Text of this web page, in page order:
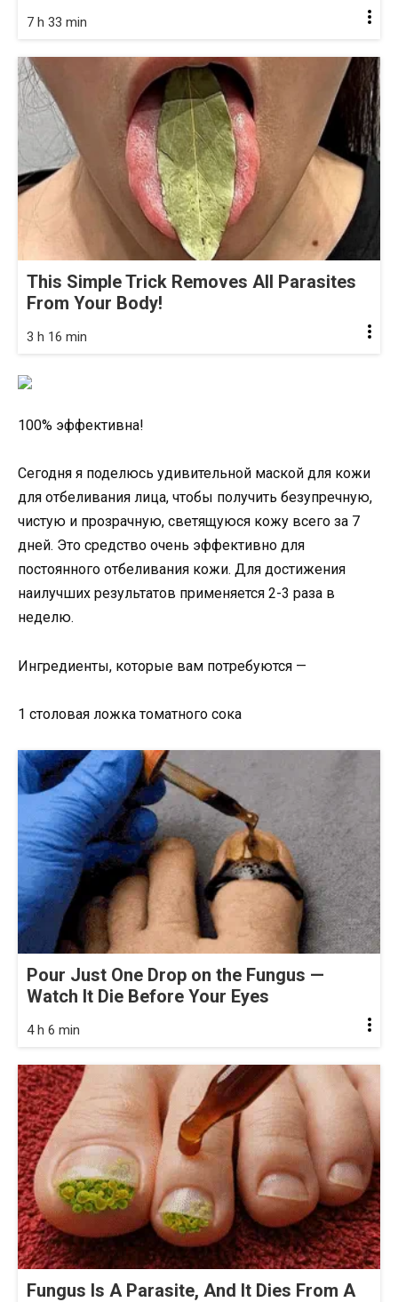
7 h 33 min
This Simple Trick Removes All Parasites
From Your Body!
3 h 16 min
100% эффективна!
Сегодня я поделюсь удивительной маской для кожи
для отбеливания лица, чтобы получить безупречную,
чистую и прозрачную, светящуюся кожу всего за 7
дней. Это средство очень эффективно для
постоянного отбеливания кожи. Для достижения
наилучших результатов применяется 2-3 раза в
неделю.
Ингредиенты, которые вам потребуются —
1 столовая ложка томатного сока
Pour Just One Drop on the Fungus —
Watch It Die Before Your Eyes
4 h 6 min
Fungus Is A Parasite, And It Dies From A